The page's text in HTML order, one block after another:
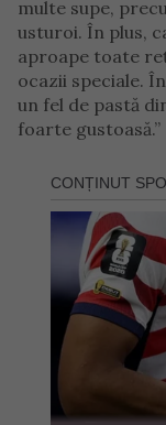
multe supe,
usturoi. În plus,
aproape toate
ocazii speciale.
un fel de pastă
foarte gustoasă.”